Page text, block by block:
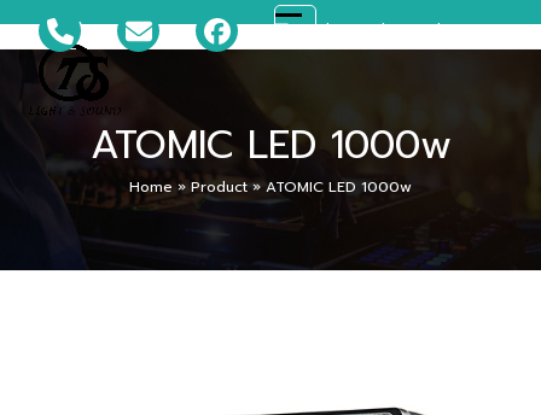
to
content
081-699-5119 ts_disco@hotmail.com
Open
menu
Close
menu
ATOMIC LED 1000w
Home»Product» ATOMIC LED 1000w